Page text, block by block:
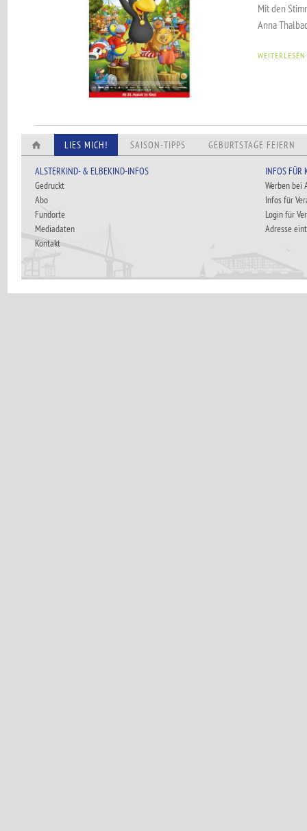
Mit den
Anna
WEITERLESEN
LIES MICH! SAISON-TIPPS GEBURTSTAGE FEIERN
ALSTERKIND- & ELBEKIND-INFOS
Gedruckt
Abo
Fundorte
Mediadaten
Kontakt
INFOS FÜR
Werben bei
Infos für
Login für
Adresse